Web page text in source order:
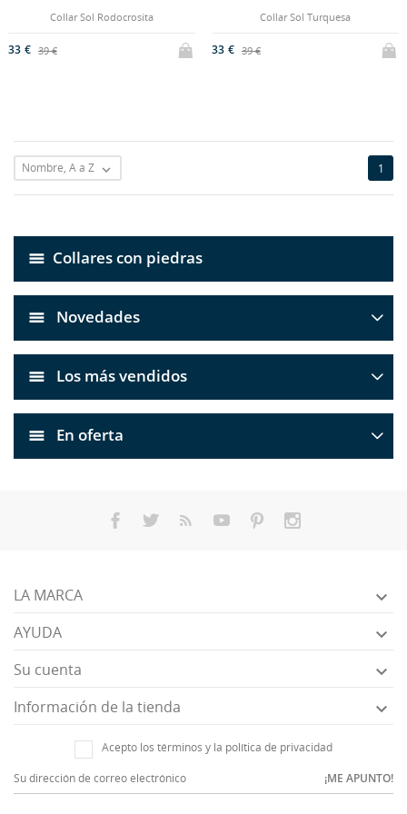
Collares con piedras
Novedades
Los más vendidos
En oferta
Collar Sol Rodocrosita
33 € 39 €
Collar Sol Turquesa
33 € 39 €
Nombre, A a Z  1
LA MARCA 
AYUDA 
Su cuenta 
Información de la tienda 
Acepto los términos y la política de privacidad
¡ME APUNTO!